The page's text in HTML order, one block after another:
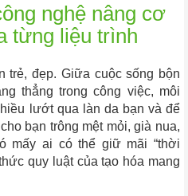
nghệ nâng cơ
từng liệu trình
trẻ, đẹp. Giữa cuộc sống bộn
thẳng trong công việc, môi
lướt qua làn da bạn và để
bạn trông mệt mỏi, già nua,
mấy ai có thể giữ mãi “thời
quy luật của tạo hóa mang